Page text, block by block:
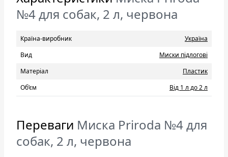
№4 для собак, 2 л, червона
Країна-виробник
Україна
Вид
Миски підлогові
Матеріал
Пластик
Об’єм
Від 1 л до 2 л
Переваги Миска Priroda №4 для
собак, 2 л, червона